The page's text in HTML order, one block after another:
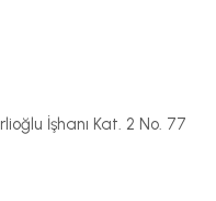
İşhanı Kat. 2 No. 77